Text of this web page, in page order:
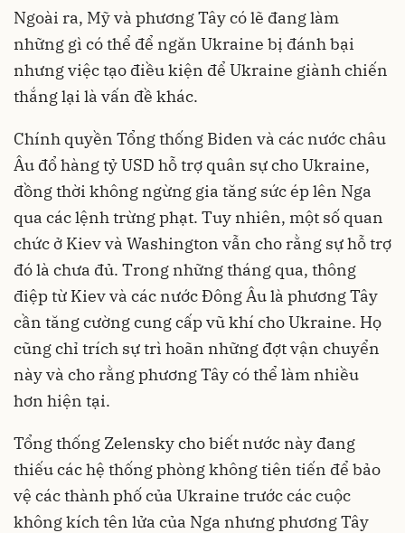
Ngoài ra, Mỹ và phương Tây có lẽ đang làm
những gì có thể để ngăn Ukraine bị đánh bại
nhưng việc tạo điều kiện để Ukraine giành chiến
thắng lại là vấn đề khác.
Chính quyền Tổng thống Biden và các nước châu
Âu đổ hàng tỷ USD hỗ trợ quân sự cho Ukraine,
đồng thời không ngừng gia tăng sức ép lên Nga
qua các lệnh trừng phạt. Tuy nhiên, một số quan
chức ở Kiev và Washington vẫn cho rằng sự hỗ trợ
đó là chưa đủ. Trong những tháng qua, thông
điệp từ Kiev và các nước Đông Âu là phương Tây
cần tăng cường cung cấp vũ khí cho Ukraine. Họ
cũng chỉ trích sự trì hoãn những đợt vận chuyển
này và cho rằng phương Tây có thể làm nhiều
hơn hiện tại.
Tổng thống Zelensky cho biết nước này đang
thiếu các hệ thống phòng không tiên tiến để bảo
vệ các thành phố của Ukraine trước các cuộc
không kích tên lửa của Nga nhưng phương Tây